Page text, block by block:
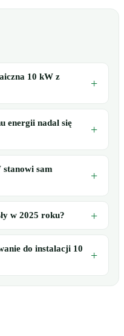
10 kW z
energii nadal się
sam
w 2025 roku?
do instalacji 10